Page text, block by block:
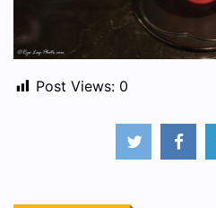
Post Views: 0